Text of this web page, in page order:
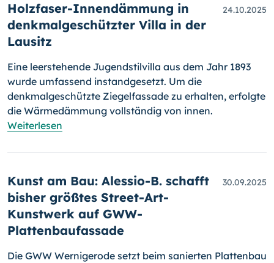
Holzfaser-Innendämmung in
denkmalgeschützter Villa in der
Lausitz
24.10.2025
Eine leerstehende Jugendstilvilla aus dem Jahr 1893
wurde umfassend instandgesetzt. Um die
denkmalgeschützte Ziegelfassade zu erhalten, erfolgte
die Wärmedämmung vollständig von innen.
Weiterlesen
Kunst am Bau: Alessio-B. schafft
bisher größtes Street-Art-
Kunstwerk auf GWW-
Plattenbaufassade
30.09.2025
Die GWW Wernigerode setzt beim sanierten Plattenbau